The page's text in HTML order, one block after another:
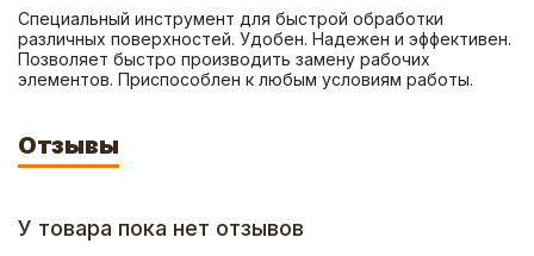
Специальный инструмент для быстрой обработки
различных поверхностей. Удобен. Надежен и эффективен.
Позволяет быстро производить замену рабочих
элементов. Приспособлен к любым условиям работы.
Отзывы
У товара пока нет отзывов